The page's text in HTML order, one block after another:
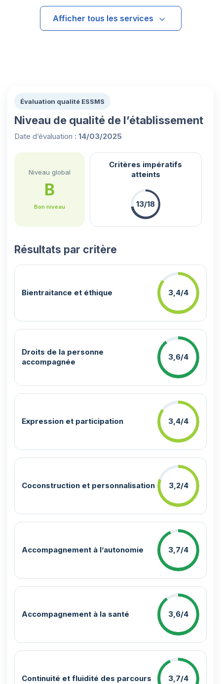
Afficher tous les services
Évaluation qualité ESSMS
Niveau de qualité de l’établissement
Date d’évaluation : 14/03/2025
Niveau global
B
Bon niveau
Critères impératifs
atteints
13/18
Résultats par critère
Bientraitance et éthique 3,4/4
Droits de la personne
accompagnée
3,6/4
Expression et participation 3,4/4
Coconstruction et personnalisation 3,2/4
Accompagnement à l’autonomie 3,7/4
Accompagnement à la santé 3,6/4
Continuité et fluidité des parcours 3,7/4